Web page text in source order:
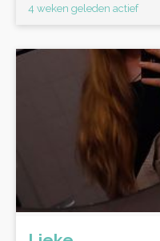
4 weken geleden actief